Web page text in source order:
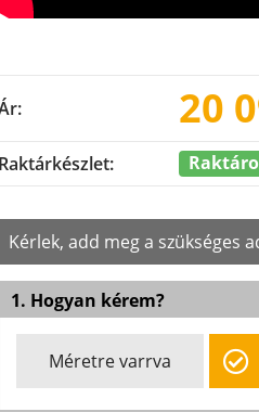
20
Raktárkészlet:
Kérlek, add meg a szükséges
1. Hogyan kérem?
Méretre varrva